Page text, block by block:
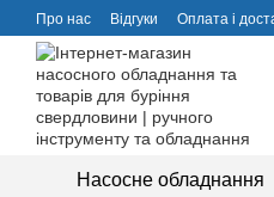
Перейти до основного контенту
Про нас Відгуки Оплата і
Насосне обладнання